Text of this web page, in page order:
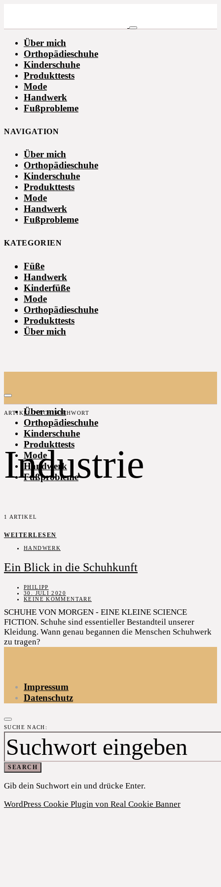
Über mich
Orthopädieschuhe
Kinderschuhe
Produkttests
Mode
Handwerk
Fußprobleme
NAVIGATION
Über mich
Orthopädieschuhe
Kinderschuhe
Produkttests
Mode
Handwerk
Fußprobleme
KATEGORIEN
Füße
Handwerk
Kinderfüße
Mode
Orthopädieschuhe
Produkttests
Über mich
Über mich
Orthopädieschuhe
Kinderschuhe
Produkttests
Mode
Handwerk
Fußprobleme
ARTIKEL NACH SUCHWORT
Industrie
1 ARTIKEL
WEITERLESEN
HANDWERK
Ein Blick in die Schuhkunft
PHILIPP
30. JULI 2020
KEINE KOMMENTARE
SCHUHE VON MORGEN - EINE KLEINE SCIENCE
FICTION. Schuhe sind essentieller Bestandteil unserer
Kleidung. Wann genau begannen die Menschen Schuhwerk
zu tragen?
Impressum
Datenschutz
SUCHE NACH:
SEARCH
Gib dein Suchwort ein und drücke Enter.
WordPress Cookie Plugin von Real Cookie Banner